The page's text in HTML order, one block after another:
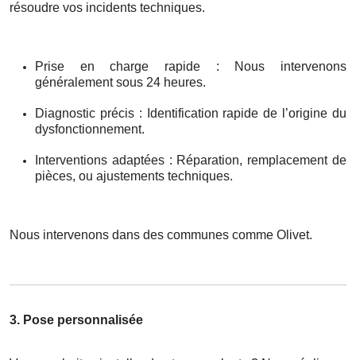
résoudre vos incidents techniques.
Prise en charge rapide : Nous intervenons
généralement sous 24 heures.
Diagnostic précis : Identification rapide de l’origine du
dysfonctionnement.
Interventions adaptées : Réparation, remplacement de
pièces, ou ajustements techniques.
Nous intervenons dans des communes comme Olivet.
3. Pose personnalisée